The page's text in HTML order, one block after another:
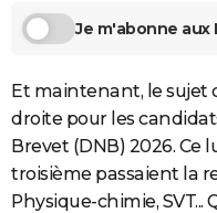
Mobiles
Meilleur smartphone
Internet
Ordinateurs
Jeux vidéo
Guide high-tech
BRICOLAGE
Guides de France
Escapades
Patrimoine
Expositions
Musées
Week-end nature
+
Art de vivre
Bien-être
Loisirs
Mode
Modes de vie
SANTE
Alimentation
Guide de la santé
Maladies
Médicaments
Sommeil
+VOYAGE
Je m'abonne aux
Et maintenant, le sujet
droite pour les
Brevet (DNB) 2026. Ce
troisième passaient la
Physique-chimie,